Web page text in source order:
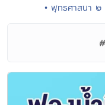
• พุทธศาสนา